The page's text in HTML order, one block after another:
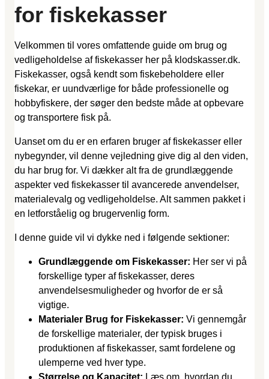
for fiskekasser
Velkommen til vores omfattende guide om brug og
vedligeholdelse af fiskekasser her på klodskasser.dk.
Fiskekasser, også kendt som fiskebeholdere eller
fiskekar, er uundværlige for både professionelle og
hobbyfiskere, der søger den bedste måde at opbevare
og transportere fisk på.
Uanset om du er en erfaren bruger af fiskekasser eller
nybegynder, vil denne vejledning give dig al den viden,
du har brug for. Vi dækker alt fra de grundlæggende
aspekter ved fiskekasser til avancerede anvendelser,
materialevalg og vedligeholdelse. Alt sammen pakket i
en letforståelig og brugervenlig form.
I denne guide vil vi dykke ned i følgende sektioner:
Grundlæggende om Fiskekasser: Her ser vi på
forskellige typer af fiskekasser, deres
anvendelsesmuligheder og hvorfor de er så
vigtige.
Materialer Brug for Fiskekasser: Vi gennemgår
de forskellige materialer, der typisk bruges i
produktionen af fiskekasser, samt fordelene og
ulemperne ved hver type.
Størrelse og Kapacitet: Læs om, hvordan du